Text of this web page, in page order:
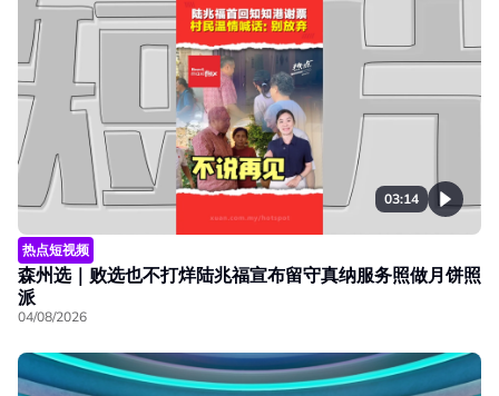
03:14
热点短视频
森州选｜败选也不打烊陆兆福宣布留守真纳服务照做月饼照
派
04/08/2026